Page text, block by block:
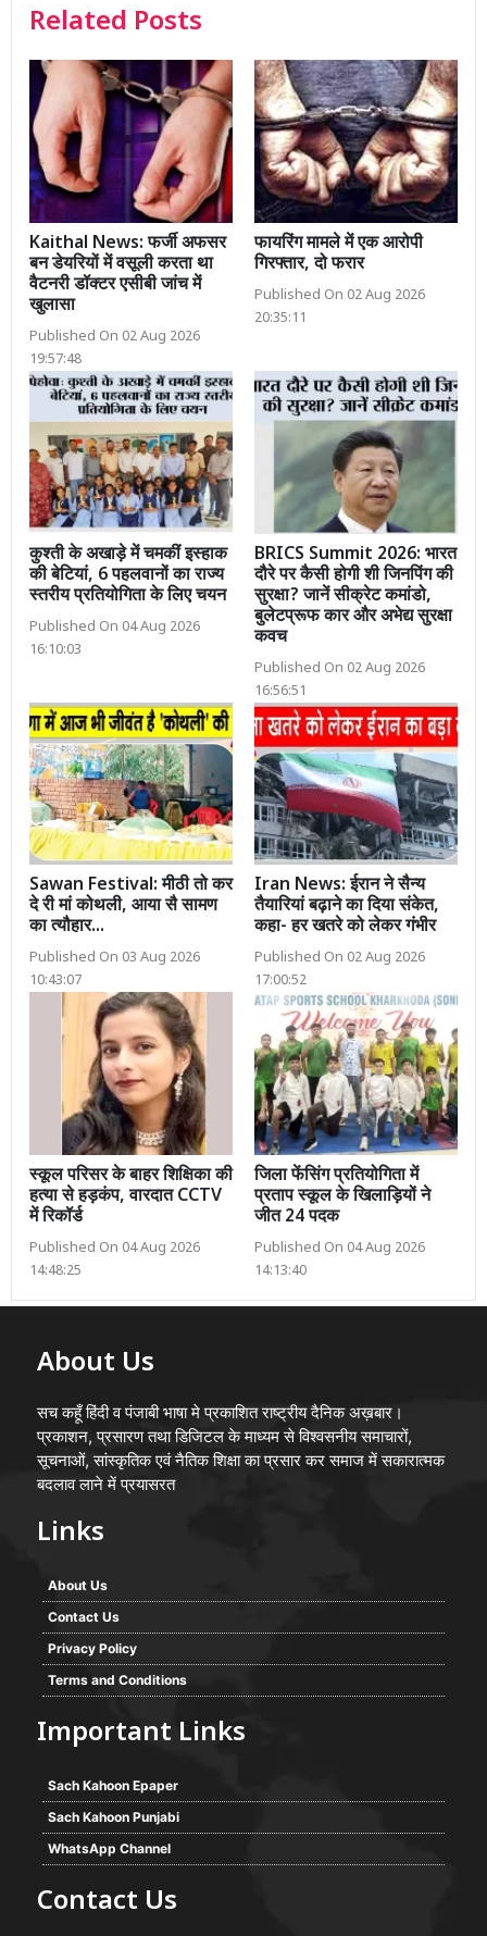
Related Posts
Kaithal News: फर्जी अफसर
बन डेयरियों में वसूली करता था
वैटनरी डॉक्टर एसीबी जांच में
खुलासा
Published On 02 Aug 2026
19:57:48
फायरिंग मामले में एक आरोपी
गिरफ्तार, दो फरार
Published On 02 Aug 2026
20:35:11
कुश्ती के अखाड़े में चमकीं इस्हाक
की बेटियां, 6 पहलवानों का राज्य
स्तरीय प्रतियोगिता के लिए चयन
Published On 04 Aug 2026
16:10:03
BRICS Summit 2026: भारत
दौरे पर कैसी होगी शी जिनपिंग की
सुरक्षा? जानें सीक्रेट कमांडो,
बुलेटप्रूफ कार और अभेद्य सुरक्षा
कवच
Published On 02 Aug 2026
16:56:51
Sawan Festival: मीठी तो कर
दे री मां कोथली, आया सै सामण
का त्यौहार...
Published On 03 Aug 2026
10:43:07
Iran News: ईरान ने सैन्य
तैयारियां बढ़ाने का दिया संकेत,
कहा- हर खतरे को लेकर गंभीर
Published On 02 Aug 2026
17:00:52
स्कूल परिसर के बाहर शिक्षिका की
हत्या से हड़कंप, वारदात CCTV
में रिकॉर्ड
Published On 04 Aug 2026
14:48:25
जिला फेंसिंग प्रतियोगिता में
प्रताप स्कूल के खिलाड़ियों ने
जीत 24 पदक
Published On 04 Aug 2026
14:13:40
About Us
सच कहूँ हिंदी व पंजाबी भाषा मे प्रकाशित राष्ट्रीय दैनिक अख़बार।
प्रकाशन, प्रसारण तथा डिजिटल के माध्यम से विश्वसनीय समाचारों,
सूचनाओं, सांस्कृतिक एवं नैतिक शिक्षा का प्रसार कर समाज में सकारात्मक
बदलाव लाने में प्रयासरत
Links
About Us
Contact Us
Privacy Policy
Terms and Conditions
Important Links
Sach Kahoon Epaper
Sach Kahoon Punjabi
WhatsApp Channel
Contact Us